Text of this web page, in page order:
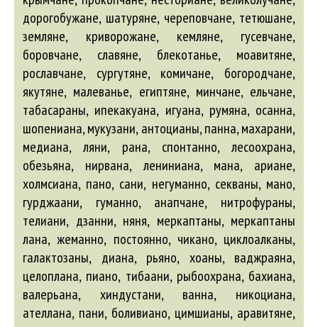
дорогобужане, шатуряне, череповчане, тетюшане,
земляне, криворожане, кемляне, гусевчане,
боровчане, славяне, блекотанье, моавитяне,
рославчане, сургутяне, комичане, богородчане,
якутяне, малеванье, египтяне, минчане, ельчане,
табасараны, ипекакуана, игуана, румяна, осанна,
шопениана, мукузани,антоцианы, панна, махарани,
медиана, ляни, рана, спонтанно, лесоохрана,
обезьяна, нирвана, лениниана, мана, ариане,
холмсиана, пано, сани, негуманно, секваны, мано,
гурджаани, гуманно, анапчане, нитрофураны,
телиани, дзанни, няня, меркаптаны, меркаптаны
лана, жеманно, постоянно, чикано, циклоалканы,
галактозаны, диана, рьяно, хоаны, ваджраяна,
целоплана, пиано, тибаани, рыбоохрана, бахиана,
валерьана, хиндустани, ванна, никоциана,
ателлана, пани, боливиано, цимшианы, аравитяне,